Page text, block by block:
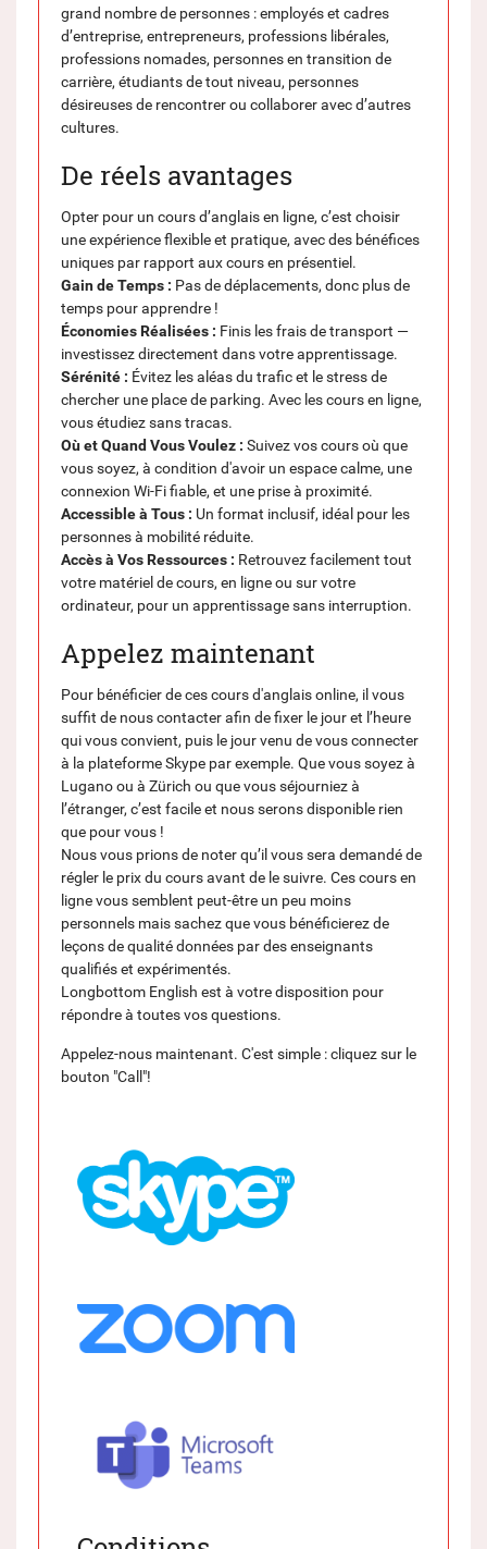
grand nombre de personnes : employés et cadres
d’entreprise, entrepreneurs, professions libérales,
professions nomades, personnes en transition de
carrière, étudiants de tout niveau, personnes
désireuses de rencontrer ou collaborer avec d’autres
cultures.
De réels avantages
Opter pour un cours d’anglais en ligne, c’est choisir
une expérience flexible et pratique, avec des bénéfices
uniques par rapport aux cours en présentiel.
Gain de Temps : Pas de déplacements, donc plus de
temps pour apprendre !
Économies Réalisées : Finis les frais de transport —
investissez directement dans votre apprentissage.
Sérénité : Évitez les aléas du trafic et le stress de
chercher une place de parking. Avec les cours en ligne,
vous étudiez sans tracas.
Où et Quand Vous Voulez : Suivez vos cours où que
vous soyez, à condition d'avoir un espace calme, une
connexion Wi-Fi fiable, et une prise à proximité.
Accessible à Tous : Un format inclusif, idéal pour les
personnes à mobilité réduite.
Accès à Vos Ressources : Retrouvez facilement tout
votre matériel de cours, en ligne ou sur votre
ordinateur, pour un apprentissage sans interruption.
Appelez maintenant
Pour bénéficier de ces cours d'anglais online, il vous
suffit de nous contacter afin de fixer le jour et l’heure
qui vous convient, puis le jour venu de vous connecter
à la plateforme Skype par exemple. Que vous soyez à
Lugano ou à Zürich ou que vous séjourniez à
l’étranger, c’est facile et nous serons disponible rien
que pour vous !
Nous vous prions de noter qu’il vous sera demandé de
régler le prix du cours avant de le suivre. Ces cours en
ligne vous semblent peut-être un peu moins
personnels mais sachez que vous bénéficierez de
leçons de qualité données par des enseignants
qualifiés et expérimentés.
Longbottom English est à votre disposition pour
répondre à toutes vos questions.
Appelez-nous maintenant. C'est simple : cliquez sur le
bouton "Call"!